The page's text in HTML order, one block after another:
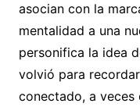
asocian con la
mentalidad a una
personifica la idea
volvió para
conectado, a veces